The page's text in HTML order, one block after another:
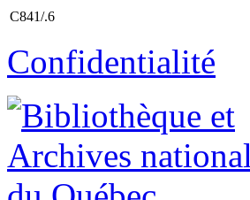
C841/.6
Confidentialité